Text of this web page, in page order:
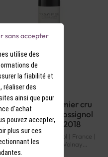
AOP Volnay premier cru
Rouge Nicolas Rossignol
Clos Des Angles 2018
Pinot Noir | 13° d'alcool | France |
Rouge | Bourgogne | Volnay
premier cru | AOP
utilise des
de
la fiabilité et
réaliser des
ainsi que pour
d'achat
pouvez accepter,
plus sur ces
les
sans accepter